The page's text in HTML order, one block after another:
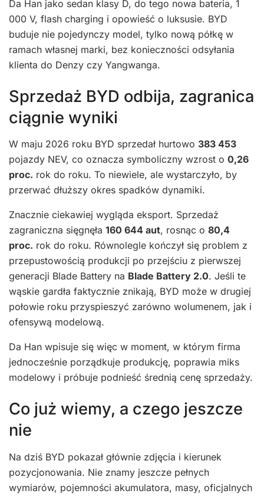
Da Han jako sedan klasy D, do tego nowa bateria, 1
000 V, flash charging i opowieść o luksusie. BYD
buduje nie pojedynczy model, tylko nową półkę w
ramach własnej marki, bez konieczności odsyłania
klienta do Denzy czy Yangwanga.
Sprzedaż BYD odbija, zagranica
ciągnie wyniki
W maju 2026 roku BYD sprzedał hurtowo 383 453
pojazdy NEV, co oznacza symboliczny wzrost o 0,26
proc. rok do roku. To niewiele, ale wystarczyło, by
przerwać dłuższy okres spadków dynamiki.
Znacznie ciekawiej wygląda eksport. Sprzedaż
zagraniczna sięgnęła 160 644 aut, rosnąc o 80,4
proc. rok do roku. Równolegle kończył się problem z
przepustowością produkcji po przejściu z pierwszej
generacji Blade Battery na Blade Battery 2.0. Jeśli te
wąskie gardła faktycznie znikają, BYD może w drugiej
połowie roku przyspieszyć zarówno wolumenem, jak i
ofensywą modelową.
Da Han wpisuje się więc w moment, w którym firma
jednocześnie porządkuje produkcję, poprawia miks
modelowy i próbuje podnieść średnią cenę sprzedaży.
Co już wiemy, a czego jeszcze
nie
Na dziś BYD pokazał głównie zdjęcia i kierunek
pozycjonowania. Nie znamy jeszcze pełnych
wymiarów, pojemności akumulatora, masy, oficjalnych